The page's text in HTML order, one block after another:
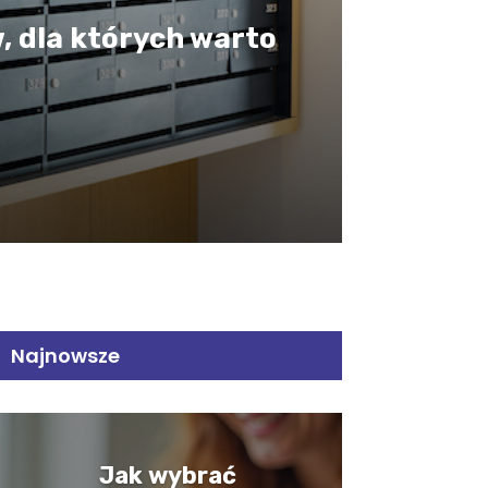
dla których warto
Najnowsze
Jak wybrać